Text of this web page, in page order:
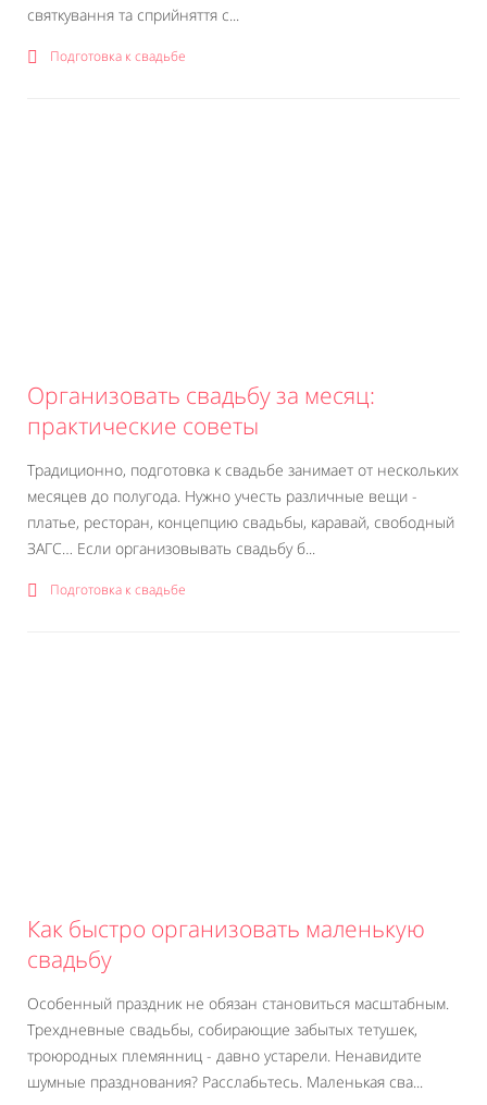
святкування та сприйняття с...
Подготовка к свадьбе
Организовать свадьбу за месяц:
практические советы
Традиционно, подготовка к свадьбе занимает от нескольких
месяцев до полугода. Нужно учесть различные вещи -
платье, ресторан, концепцию свадьбы, каравай, свободный
ЗАГС… Если организовывать свадьбу б...
Подготовка к свадьбе
Как быстро организовать маленькую
свадьбу
Особенный праздник не обязан становиться масштабным.
Трехдневные свадьбы, собирающие забытых тетушек,
троюродных племянниц - давно устарели. Ненавидите
шумные празднования? Расслабьтесь. Маленькая сва...